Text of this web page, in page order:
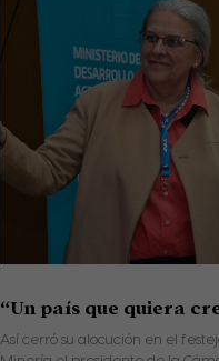
“Un país que quiera
Así cerró su alocución en el